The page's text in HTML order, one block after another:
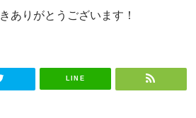
ありがとうございます！
LINE